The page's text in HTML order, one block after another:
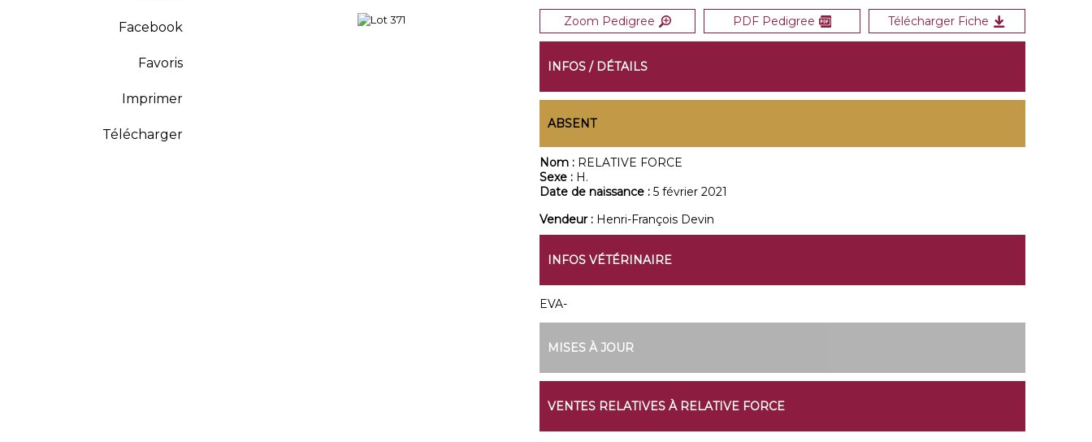
Facebook
Favoris
Imprimer
Télécharger
Zoom Pedigree PDF Pedigree Télécharger Fiche
INFOS / DÉTAILS
ABSENT
Nom : RELATIVE FORCE
Sexe : H.
Date de naissance : 5 février 2021
Vendeur : Henri-François Devin
INFOS VÉTÉRINAIRE
EVA-
MISES À JOUR
VENTES RELATIVES À RELATIVE FORCE